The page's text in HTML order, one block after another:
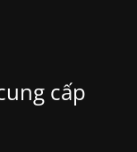
cấp